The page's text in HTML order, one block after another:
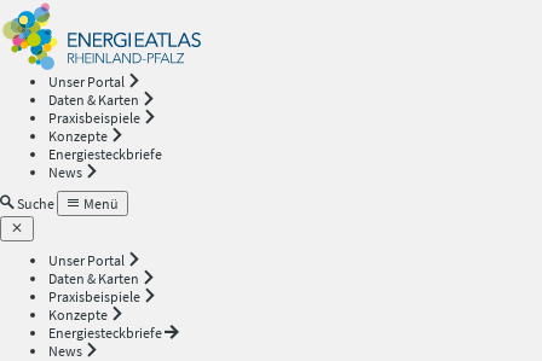
Unser Portal
Daten & Karten
Praxisbeispiele
Konzepte
Energiesteckbriefe
News
Suche
Menü
Unser Portal
Daten & Karten
Praxisbeispiele
Konzepte
Energiesteckbriefe
News